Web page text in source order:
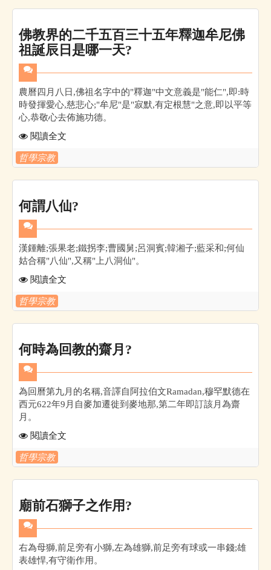
佛教界的二千五百三十五年釋迦牟尼佛
祖誕辰日是哪一天?
農曆四月八日,佛祖名字中的"釋迦"中文意義是"能仁",即:時
時發揮愛心,慈悲心;"牟尼"是"寂默,有定根慧"之意,即以平等
心,恭敬心去佈施功德。
閱讀全文
哲學宗教
何謂八仙?
漢鍾離;張果老;鐵拐李;曹國舅;呂洞賓;韓湘子;藍采和;何仙
姑合稱"八仙",又稱"上八洞仙"。
閱讀全文
哲學宗教
何時為回教的齋月?
為回曆第九月的名稱,音譯自阿拉伯文Ramadan,穆罕默德在
西元622年9月自麥加遷徙到麥地那,第二年即訂該月為齋
月。
閱讀全文
哲學宗教
廟前石獅子之作用?
右為母獅,前足旁有小獅,左為雄獅,前足旁有球或一串錢;雄
表雄悍,有守衛作用。